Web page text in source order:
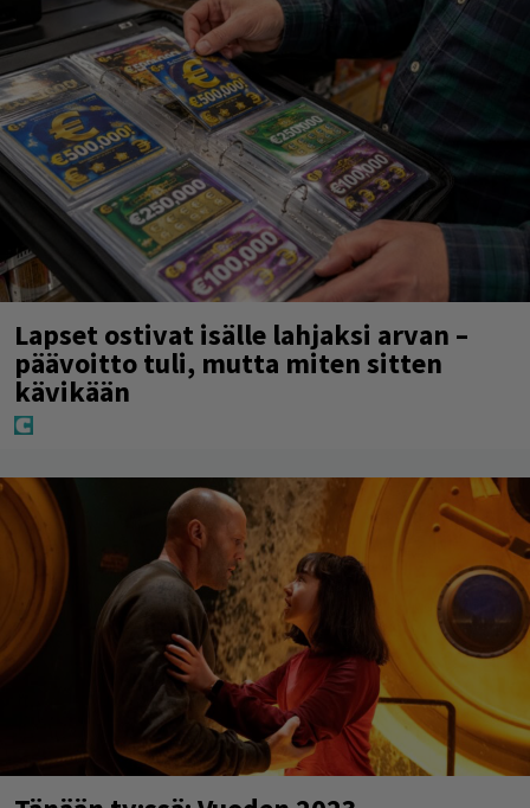
Lapset ostivat isälle lahjaksi arvan –
päävoitto tuli, mutta miten sitten
kävikään